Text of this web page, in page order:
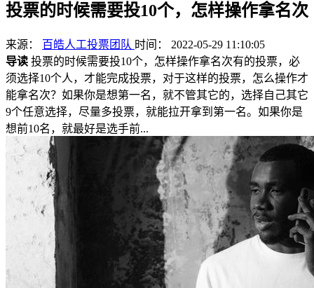
投票的时候需要投10个，怎样操作拿名次
来源： 百皓人工投票团队 时间： 2022-05-29 11:10:05
导读 投票的时候需要投10个，怎样操作拿名次有的投票，必
须选择10个人，才能完成投票，对于这样的投票，怎么操作才
能拿名次？如果你是想第一名，就不管其它的，选择自己其它
9个任意选择，尽量多投票，就能拉开拿到第一名。如果你是
想前10名，就最好是选手前...